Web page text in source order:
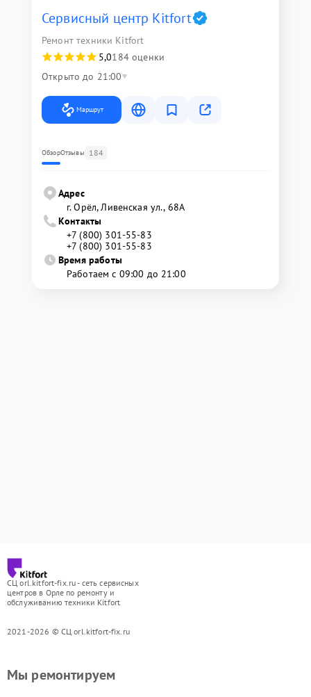
Сервисный центр Kitfort
Ремонт техники Kitfort
5,0184 оценки
Открыто до 21:00
Маршрут
ОбзорОтзывы 184
Адрес
г. Орёл, Ливенская ул., 68А
Контакты
+7 (800) 301-55-83
+7 (800) 301-55-83
Время работы
Работаем с 09:00 до 21:00
СЦ orl.kitfort-fix.ru - сеть сервисных
центров в Орле по ремонту и
обслуживанию техники Kitfort
2021-2026 © СЦ orl.kitfort-fix.ru
Мы ремонтируем